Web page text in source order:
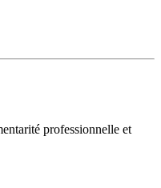
professionnelle et